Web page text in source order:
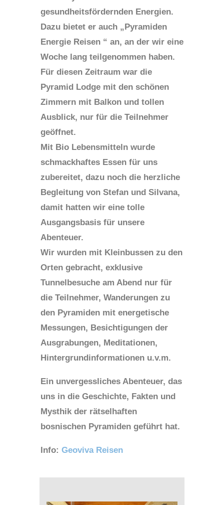
gesundheitsfördernden Energien.
Dazu bietet er auch „Pyramiden
Energie Reisen “ an, an der wir eine
Woche lang teilgenommen haben.
Für diesen Zeitraum war die
Pyramid Lodge mit den schönen
Zimmern mit Balkon und tollen
Ausblick, nur für die Teilnehmer
geöffnet.
Mit Bio Lebensmitteln wurde
schmackhaftes Essen für uns
zubereitet, dazu noch die herzliche
Begleitung von Stefan und Silvana,
damit hatten wir eine tolle
Ausgangsbasis für unsere
Abenteuer.
Wir wurden mit Kleinbussen zu den
Orten gebracht, exklusive
Tunnelbesuche am Abend nur für
die Teilnehmer, Wanderungen zu
den Pyramiden mit energetische
Messungen, Besichtigungen der
Ausgrabungen, Meditationen,
Hintergrundinformationen u.v.m.
Ein unvergessliches Abenteuer, das
uns in die Geschichte, Fakten und
Mysthik der rätselhaften
bosnischen Pyramiden geführt hat.
Info: Geoviva Reisen